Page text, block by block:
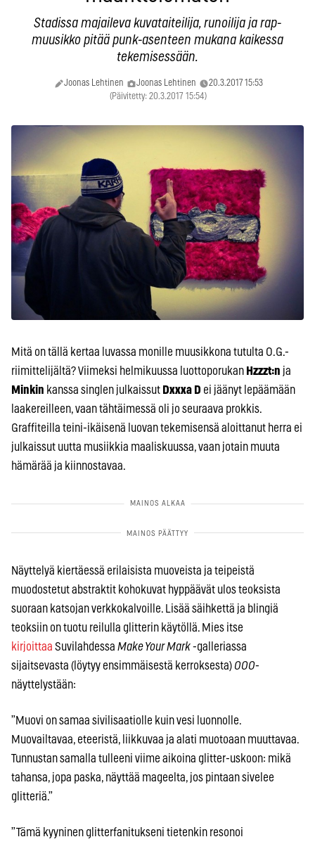
Stadissa majaileva kuvataiteilija, runoilija ja rap-
muusikko pitää punk-asenteen mukana kaikessa
tekemisessään.
Joonas Lehtinen Joonas Lehtinen 20.3.2017 15:53
(Päivitetty: 20.3.2017 15:54)
Mitä on tällä kertaa luvassa monille muusikkona tutulta O.G.-
riimittelijältä? Viimeksi helmikuussa luottoporukan Hzzzt:n ja
Minkin kanssa singlen julkaissut Dxxxa D ei jäänyt lepäämään
laakereilleen, vaan tähtäimessä oli jo seuraava prokkis.
Graffiteilla teini-ikäisenä luovan tekemisensä aloittanut herra ei
julkaissut uutta musiikkia maaliskuussa, vaan jotain muuta
hämärää ja kiinnostavaa.
Näyttelyä kiertäessä erilaisista muoveista ja teipeistä
muodostetut abstraktit kohokuvat hyppäävät ulos teoksista
suoraan katsojan verkkokalvoille. Lisää säihkettä ja blingiä
teoksiin on tuotu reilulla glitterin käytöllä. Mies itse
kirjoittaa Suvilahdessa Make Your Mark-galleriassa
sijaitsevasta (löytyy ensimmäisestä kerroksesta) OOO-
näyttelystään:
”Muovi on samaa sivilisaatiolle kuin vesi luonnolle.
Muovailtavaa, eteeristä, liikkuvaa ja alati muotoaan muuttavaa.
Tunnustan samalla tulleeni viime aikoina glitter-uskoon: mikä
tahansa, jopa paska, näyttää mageelta, jos pintaan sivelee
glitteriä.”
”Tämä kyyninen glitterfanitukseni tietenkin resonoi